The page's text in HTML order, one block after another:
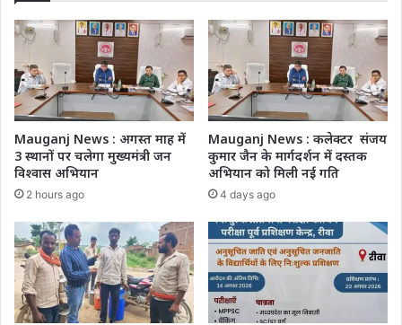
Mauganj News : अगस्त माह में
3 स्थानों पर चलेगा मुख्यमंत्री जन
विश्वास अभियान
2 hours ago
Mauganj News : कलेक्टर संजय
कुमार जैन के मार्गदर्शन में दस्तक
अभियान को मिली नई गति
4 days ago